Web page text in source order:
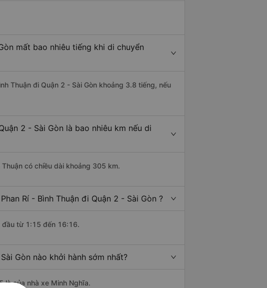
mất bao nhiêu tiếng khi di chuyển
Thuận đi Quận 2 - Sài Gòn khoảng 3.8 tiếng, nếu
2 - Sài Gòn là bao nhiêu km nếu di
có chiều dài khoảng 305 km.
Rí - Bình Thuận đi Quận 2 - Sài Gòn ?
đầu từ 1:15 đến 16:16.
Gòn nào khởi hành sớm nhất?
là của nhà xe Minh Nghĩa.